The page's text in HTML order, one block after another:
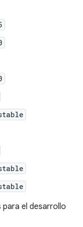
para el desarrollo